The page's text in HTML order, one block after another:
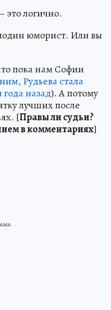
это логично.
юморист. Или вы
пока нам Софии
Рудьева стала
года назад). А потому
лучших после
[Правы ли судьи?
в комментариях]